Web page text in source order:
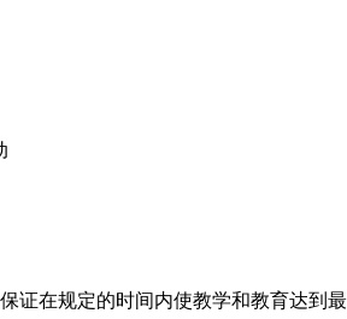
证在规定的时间内使教学和教育达到